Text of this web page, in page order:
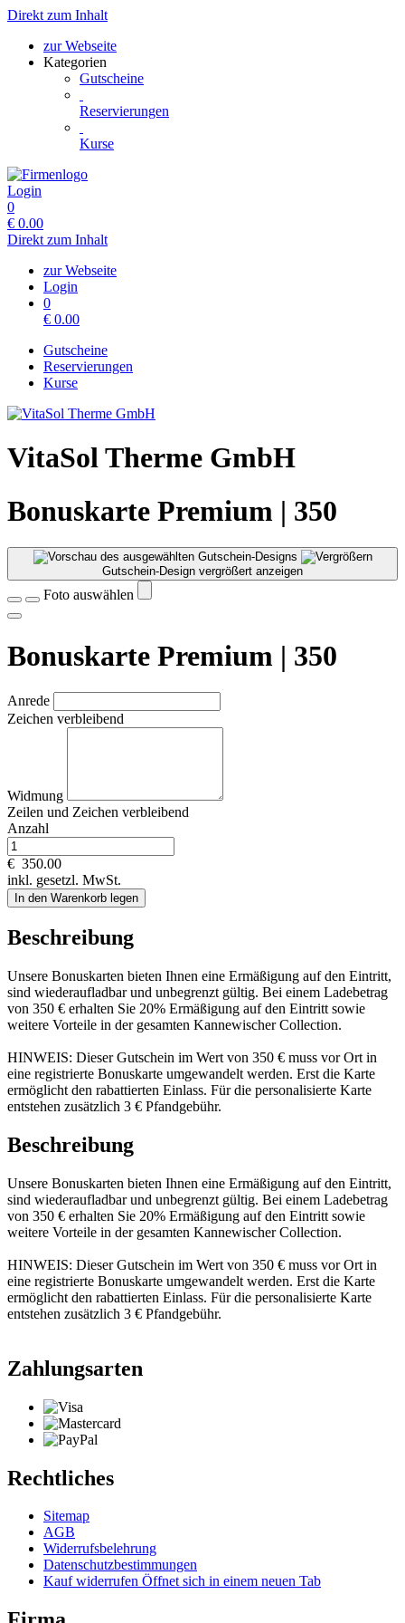
Direkt zum Inhalt
zur Webseite
Kategorien
Gutscheine
Reservierungen
Kurse
Login
0
€ 0.00
Direkt zum Inhalt
zur Webseite
Login
0
€ 0.00
Gutscheine
Reservierungen
Kurse
VitaSol Therme GmbH
Bonuskarte Premium | 350
Gutschein-Design vergrößert anzeigen
Foto auswählen
Bonuskarte Premium | 350
Anrede
Zeichen verbleibend
Widmung
Zeilen und Zeichen verbleibend
Anzahl
€ 350.00
inkl. gesetzl. MwSt.
In den Warenkorb legen
Beschreibung
Unsere Bonuskarten bieten Ihnen eine Ermäßigung auf den Eintritt,
sind wiederaufladbar und unbegrenzt gültig. Bei einem Ladebetrag
von 350 € erhalten Sie 20% Ermäßigung auf den Eintritt sowie
weitere Vorteile in der gesamten Kannewischer Collection.
HINWEIS: Dieser Gutschein im Wert von 350 € muss vor Ort in
eine registrierte Bonuskarte umgewandelt werden. Erst die Karte
ermöglicht den rabattierten Einlass. Für die personalisierte Karte
entstehen zusätzlich 3 € Pfandgebühr.
Beschreibung
Unsere Bonuskarten bieten Ihnen eine Ermäßigung auf den Eintritt,
sind wiederaufladbar und unbegrenzt gültig. Bei einem Ladebetrag
von 350 € erhalten Sie 20% Ermäßigung auf den Eintritt sowie
weitere Vorteile in der gesamten Kannewischer Collection.
HINWEIS: Dieser Gutschein im Wert von 350 € muss vor Ort in
eine registrierte Bonuskarte umgewandelt werden. Erst die Karte
ermöglicht den rabattierten Einlass. Für die personalisierte Karte
entstehen zusätzlich 3 € Pfandgebühr.
Zahlungsarten
Rechtliches
Sitemap
AGB
Widerrufsbelehrung
Datenschutzbestimmungen
Kauf widerrufen Öffnet sich in einem neuen Tab